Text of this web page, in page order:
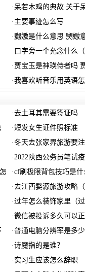
· 呆若木鸡的典故 关于
· 主要事迹怎么写
·嬲嫐是什么意思 嬲嫐
· 口字旁一个允念什么
· 贾宝玉是神瑛侍者吗
·我喜欢听音乐用英语
·去土耳其需要签证吗
·短发女生证件照标准
·冬天去张家界旅游要
·2022陕西公务员笔试
·cf刷极限背包技巧是什
·去江西婺源旅游攻略
·过年怎么装饰家里（
·微信被投诉多久可以
·普通电脑分辨率是多少
·诗魔指的是谁？
· 实习生应该怎么辞职